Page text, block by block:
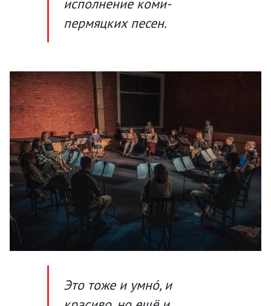
исполнение коми-
пермяцких песен.
Это тоже и умнó, и